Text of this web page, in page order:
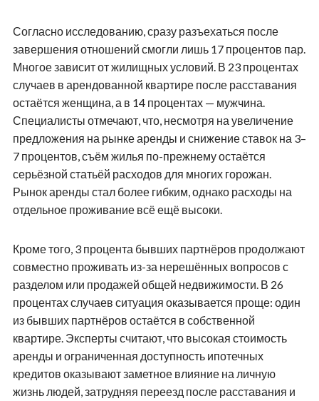
Согласно исследованию, сразу разъехаться после
завершения отношений смогли лишь 17 процентов пар.
Многое зависит от жилищных условий. В 23 процентах
случаев в арендованной квартире после расставания
остаётся женщина, а в 14 процентах — мужчина.
Специалисты отмечают, что, несмотря на увеличение
предложения на рынке аренды и снижение ставок на 3–
7 процентов, съём жилья по-прежнему остаётся
серьёзной статьёй расходов для многих горожан.
Рынок аренды стал более гибким, однако расходы на
отдельное проживание всё ещё высоки.
Кроме того, 3 процента бывших партнёров продолжают
совместно проживать из-за нерешённых вопросов с
разделом или продажей общей недвижимости. В 26
процентах случаев ситуация оказывается проще: один
из бывших партнёров остаётся в собственной
квартире. Эксперты считают, что высокая стоимость
аренды и ограниченная доступность ипотечных
кредитов оказывают заметное влияние на личную
жизнь людей, затрудняя переезд после расставания и